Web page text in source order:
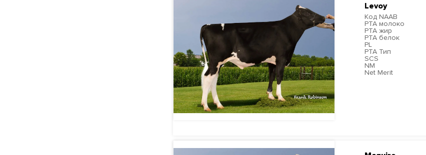
Levoy
Код NAAB
PTA молоко
PTA жир
PTA белок
PL
PTA Тип
SCS
NM
Net Merit